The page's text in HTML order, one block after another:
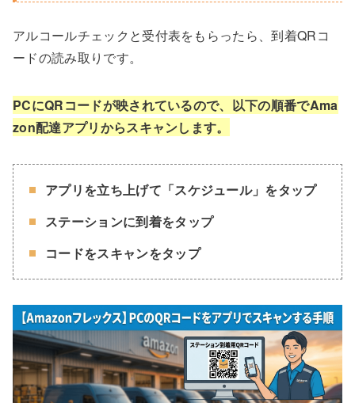
アルコールチェックと受付表をもらったら、到着QRコ
ードの読み取りです。
PCにQRコードが映されているので、以下の順番でAma
zon配達アプリからスキャンします。
アプリを立ち上げて「スケジュール」をタップ
ステーションに到着をタップ
コードをスキャンをタップ